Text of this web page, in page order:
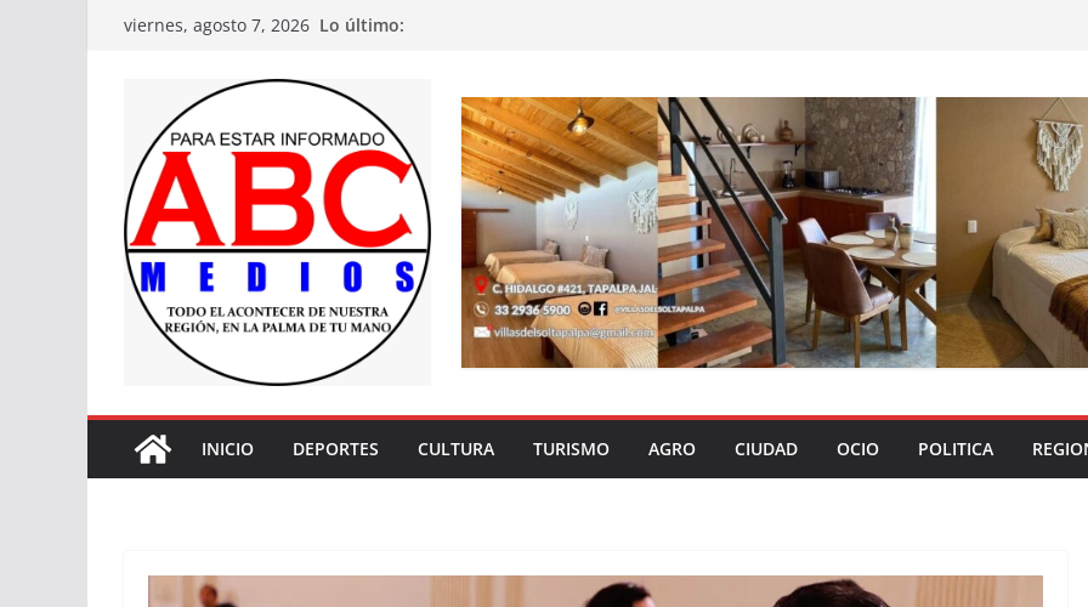
Saltarviernes, agosto 7, 2026 Lo último:
INICIO DEPORTES CULTURA TURISMO AGRO CIUDAD OCIO POLITICA